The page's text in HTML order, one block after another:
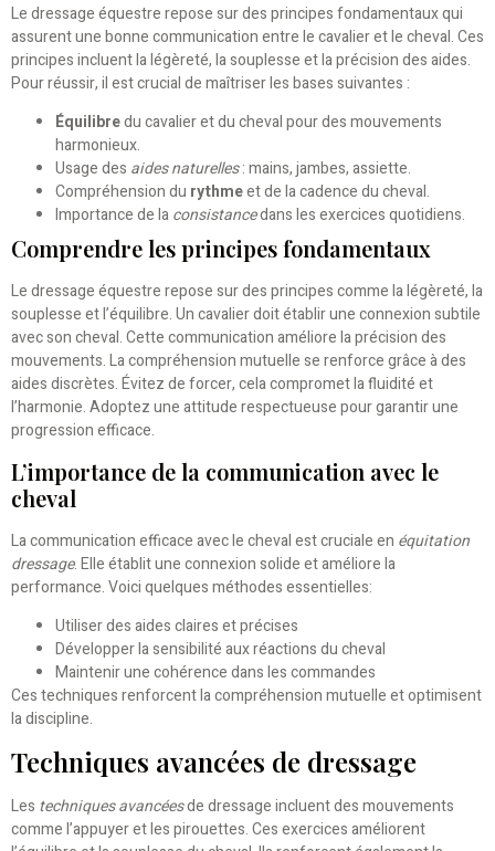
Le dressage équestre repose sur des principes fondamentaux qui
assurent une bonne communication entre le cavalier et le cheval. Ces
principes incluent la légèreté, la souplesse et la précision des aides.
Pour réussir, il est crucial de maîtriser les bases suivantes :
Équilibredu cavalier et du cheval pour des mouvements
harmonieux.
Usage des aides naturelles: mains, jambes, assiette.
Compréhension du rythmeet de la cadence du cheval.
Importance de laconsistancedans les exercices quotidiens.
Comprendre les principes fondamentaux
Le dressage équestre repose sur des principes comme la légèreté, la
souplesse et l’équilibre. Un cavalier doit établir une connexion subtile
avec son cheval. Cette communication améliore la précision des
mouvements. La compréhension mutuelle se renforce grâce à des
aides discrètes. Évitez de forcer, cela compromet la fluidité et
l’harmonie. Adoptez une attitude respectueuse pour garantir une
progression efficace.
L’importance de la communication avec le
cheval
La communication efficace avec le cheval est cruciale en équitation
dressage. Elle établit une connexion solide et améliore la
performance. Voici quelques méthodes essentielles:
Utiliser des aides claires et précises
Développer la sensibilité aux réactions du cheval
Maintenir une cohérence dans les commandes
Ces techniques renforcent la compréhension mutuelle et optimisent
la discipline.
Techniques avancées de dressage
Les techniques avancéesde dressage incluent des mouvements
comme l’appuyer et les pirouettes. Ces exercices améliorent